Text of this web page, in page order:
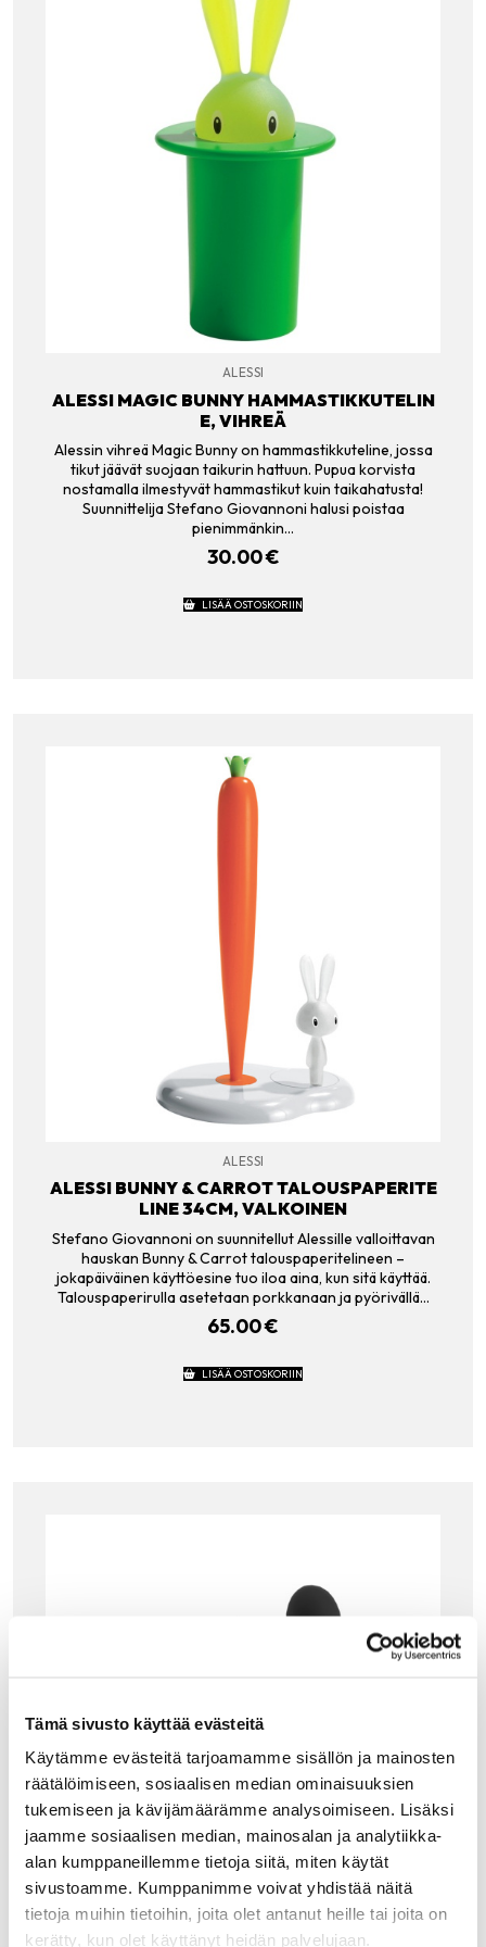
Tämä sivusto käyttää evästeitä
Käytämme evästeitä tarjoamamme sisällön ja mainosten
räätälöimiseen, sosiaalisen median ominaisuuksien
tukemiseen ja kävijämäärämme analysoimiseen. Lisäksi
jaamme sosiaalisen median, mainosalan ja analytiikka-
alan kumppaneillemme tietoja siitä, miten käytät
sivustoamme. Kumppanimme voivat yhdistää näitä
tietoja muihin tietoihin, joita olet antanut heille tai joita on
kerätty, kun olet käyttänyt heidän palvelujaan.
ALESSI
ALESSI MAGIC BUNNY HAMMASTIKKUTELIN
E, VIHREÄ
Alessin vihreä Magic Bunny on hammastikkuteline, jossa
tikut jäävät suojaan taikurin hattuun. Pupua korvista
nostamalla ilmestyvät hammastikut kuin taikahatusta!
Suunnittelija Stefano Giovannoni halusi poistaa
pienimmänkin…
30.00€
LISÄÄ OSTOSKORIIN
ALESSI
ALESSI BUNNY & CARROT TALOUSPAPERITE
LINE 34CM, VALKOINEN
Stefano Giovannoni on suunnitellut Alessille valloittavan
hauskan Bunny & Carrot talouspaperitelineen –
jokapäiväinen käyttöesine tuo iloa aina, kun sitä käyttää.
Talouspaperirulla asetetaan porkkanaan ja pyörivällä…
65.00€
LISÄÄ OSTOSKORIIN